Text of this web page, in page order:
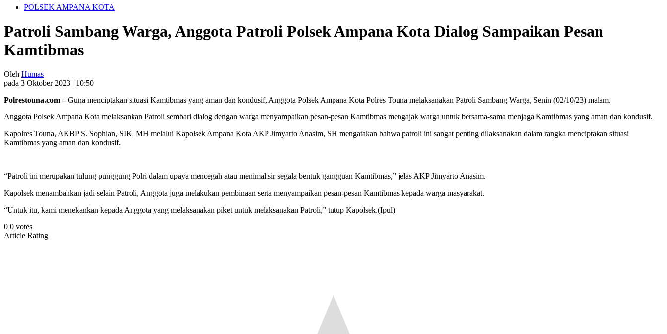
POLSEK AMPANA KOTA
Patroli Sambang Warga, Anggota Patroli Polsek Ampana Kota Dialog Sampaikan Pesan
Kamtibmas
Oleh Humas
pada 3 Oktober 2023 | 10:50
Polrestouna.com –Guna menciptakan situasi Kamtibmas yang aman dan kondusif, Anggota Polsek Ampana Kota Polres Touna melaksanakan Patroli Sambang Warga, Senin (02/10/23) malam.
Anggota Polsek Ampana Kota melaksankan Patroli sembari dialog dengan warga menyampaikan pesan-pesan Kamtibmas mengajak warga untuk bersama-sama menjaga Kamtibmas yang aman dan kondusif.
Kapolres Touna, AKBP S. Sophian, SIK, MH melalui Kapolsek Ampana Kota AKP Jimyarto Anasim, SH mengatakan bahwa patroli ini sangat penting dilaksanakan dalam rangka menciptakan situasi
Kamtibmas yang aman dan kondusif.
“Patroli ini merupakan tulung punggung Polri dalam upaya mencegah atau menimalisir segala bentuk gangguan Kamtibmas,” jelas AKP Jimyarto Anasim.
Kapolsek menambahkan jadi selain Patroli, Anggota juga melakukan pembinaan serta menyampaikan pesan-pesan Kamtibmas kepada warga masyarakat.
“Untuk itu, kami menekankan kepada Anggota yang melaksanakan piket untuk melaksanakan Patroli,” tutup Kapolsek.(Ipul)
0 0 votes
Article Rating